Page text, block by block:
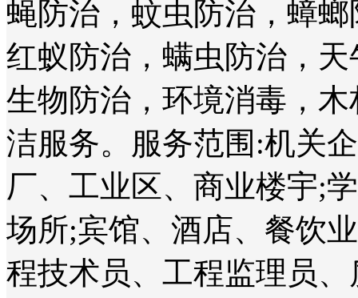
蝇防治，蚊虫防治，蟑
红蚁防治，螨虫防治，
生物防治，环境消毒，
洁服务。服务范围:机关
厂、工业区、商业楼宇;
场所;宾馆、酒店、餐饮
程技术员、工程监理员